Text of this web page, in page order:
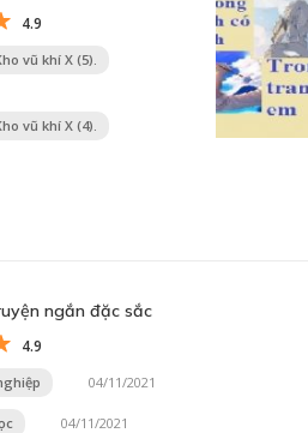
4.9
vũ khí X (5).
vũ khí X (4).
ngắn đặc sắc
4.9
04/11/2021
04/11/2021